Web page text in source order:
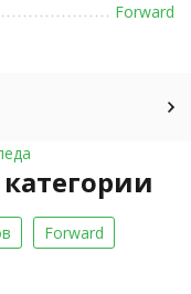
Forward
Forward